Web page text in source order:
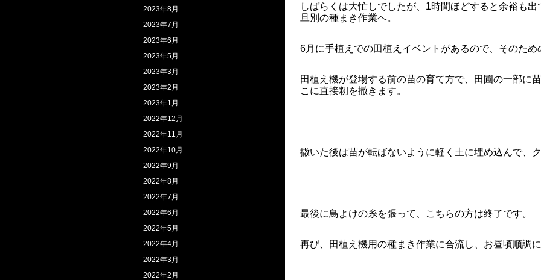
しばらくは大忙しでしたが、1時間ほどすると余裕も
旦別の種まき作業へ。
6月に手植えでの田植えイベントがあるので、そのため
田植え機が登場する前の苗の育て方で、田圃の一部に
こに直接籾を撒きます。
撒いた後は苗が転ばないように軽く土に埋め込んで、
最後に鳥よけの糸を張って、こちらの方は終了です。
再び、田植え機用の種まき作業に合流し、お昼頃順調
2023年8月
2023年7月
2023年6月
2023年5月
2023年3月
2023年2月
2023年1月
2022年12月
2022年11月
2022年10月
2022年9月
2022年8月
2022年7月
2022年6月
2022年5月
2022年4月
2022年3月
2022年2月